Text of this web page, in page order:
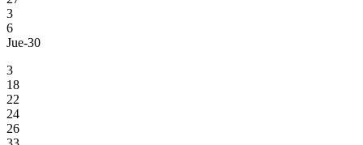
3
6
Jue-30
3
18
22
24
26